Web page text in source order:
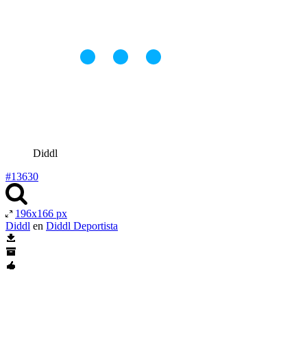
Diddl
#13630
196x166 px
Diddl en Diddl Deportista